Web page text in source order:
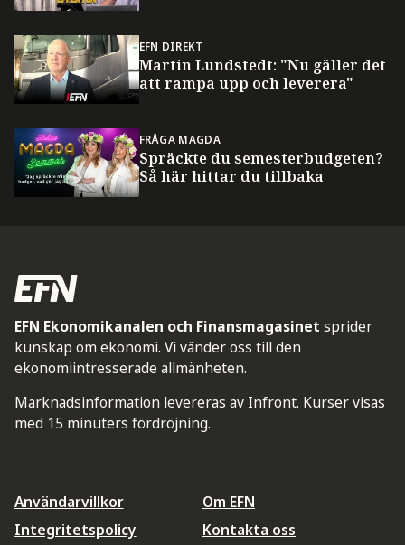
EFN DIREKT
Martin Lundstedt: "Nu gäller det
att rampa upp och leverera"
FRÅGA MAGDA
Spräckte du semesterbudgeten?
Så här hittar du tillbaka
EFN Ekonomikanalen och Finansmagasinet sprider
kunskap om ekonomi. Vi vänder oss till den
ekonomiintresserade allmänheten.
Marknadsinformation levereras av Infront. Kurser visas
med 15 minuters fördröjning.
Användarvillkor
Integritetspolicy
Om EFN
Kontakta oss